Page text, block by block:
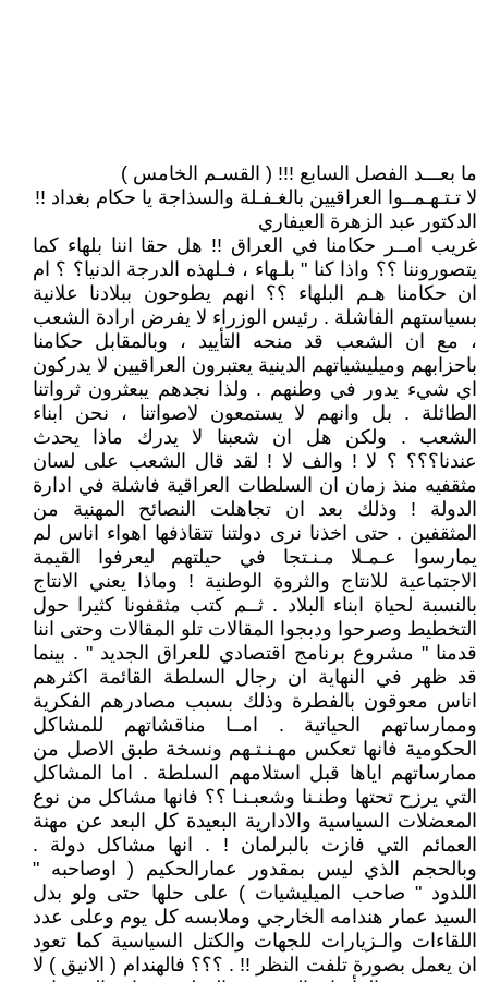
ما بعـــد الفصل السابع !!! ( القسـم الخامس )
لا تـتـهـمــوا العراقيين بالغـفـلة والسذاجة يا حكام بغداد !!
الدكتور عبد الزهرة العيفاري
غريب امــر حكامنا في العراق !! هل حقا اننا بلهاء كما
يتصوروننا ؟؟ واذا كنا " بلـهاء ، فـلهذه الدرجة الدنيا؟ ؟ ام
ان حكامنا هـم البلهاء ؟؟ انهم يطوحون ببلادنا علانية
بسياستهم الفاشلة . رئيس الوزراء لا يفرض ارادة الشعب
، مع ان الشعب قد منحه التأييد ، وبالمقابل حكامنا
باحزابهم وميليشياتهم الدينية يعتبرون العراقيين لا يدركون
اي شيء يدور في وطنهم . ولذا نجدهم يبعثرون ثرواتنا
الطائلة . بل وانهم لا يستمعون لاصواتنا ، نحن ابناء
الشعب . ولكن هل ان شعبنا لا يدرك ماذا يحدث
عندنا؟؟؟ ؟ لا ! والف لا ! لقد قال الشعب على لسان
مثقفيه منذ زمان ان السلطات العراقية فاشلة في ادارة
الدولة ! وذلك بعد ان تجاهلت النصائح المهنية من
المثقفين . حتى اخذنا نرى دولتنا تتقاذفها اهواء اناس لم
يمارسوا عـمـلا مـنـتجا في حيلتهم ليعرفوا القيمة
الاجتماعية للانتاج والثروة الوطنية ! وماذا يعني الانتاج
بالنسبة لحياة ابناء البلاد . ثــم كتب مثقفونا كثيرا حول
التخطيط وصرحوا ودبجوا المقالات تلو المقالات وحتى اننا
قدمنا " مشروع برنامج اقتصادي للعراق الجديد " . بينما
قد ظهر في النهاية ان رجال السلطة القائمة اكثرهم
اناس معوقون بالفطرة وذلك بسبب مصادرهم الفكرية
وممارساتهم الحياتية . امــا مناقشاتهم للمشاكل
الحكومية فانها تعكس مهـنـتـهم ونسخة طبق الاصل من
ممارساتهم اياها قبل استلامهم السلطة . اما المشاكل
التي يرزح تحتها وطنـنا وشعبـنـا ؟؟ فانها مشاكل من نوع
المعضلات السياسية والادارية البعيدة كل البعد عن مهنة
العمائم التي فازت بالبرلمان ! . انها مشاكل دولة .
وبالحجم الذي ليس بمقدور عمارالحكيم ( اوصاحبه "
اللدود " صاحب الميليشيات ) على حلها حتى ولو بدل
السيد عمار هندامه الخارجي وملابسه كل يوم وعلى عدد
اللقاءات والـزيارات للجهات والكتل السياسية كما تعود
ان يعمل بصورة تلفت النظر !! . ؟؟؟ فالهندام ( الانيق ) لا